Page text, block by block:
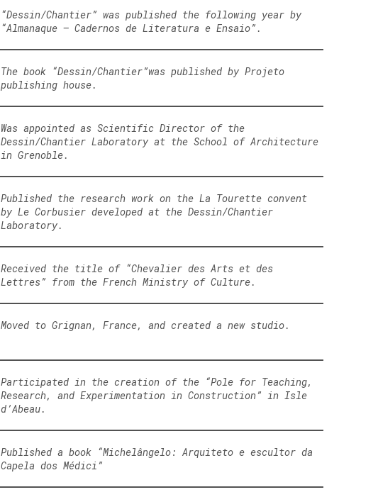
“Dessin/Chantier” was published the following year by
“Almanaque – Cadernos de Literatura e Ensaio”.
The book “Dessin/Chantier”was published by Projeto
publishing house.
Was appointed as Scientific Director of the
Dessin/Chantier Laboratory at the School of Architecture
in Grenoble.
Published the research work on the La Tourette convent
by Le Corbusier developed at the Dessin/Chantier
Laboratory.
Received the title of “Chevalier des Arts et des
Lettres” from the French Ministry of Culture.
Moved to Grignan, France, and created a new studio.
Participated in the creation of the “Pole for Teaching,
Research, and Experimentation in Construction” in Isle
d’Abeau.
Published a book “Michelângelo: Arquiteto e escultor da
Capela dos Médici”